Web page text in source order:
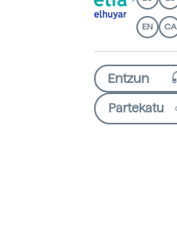
EN CA
Partekatu